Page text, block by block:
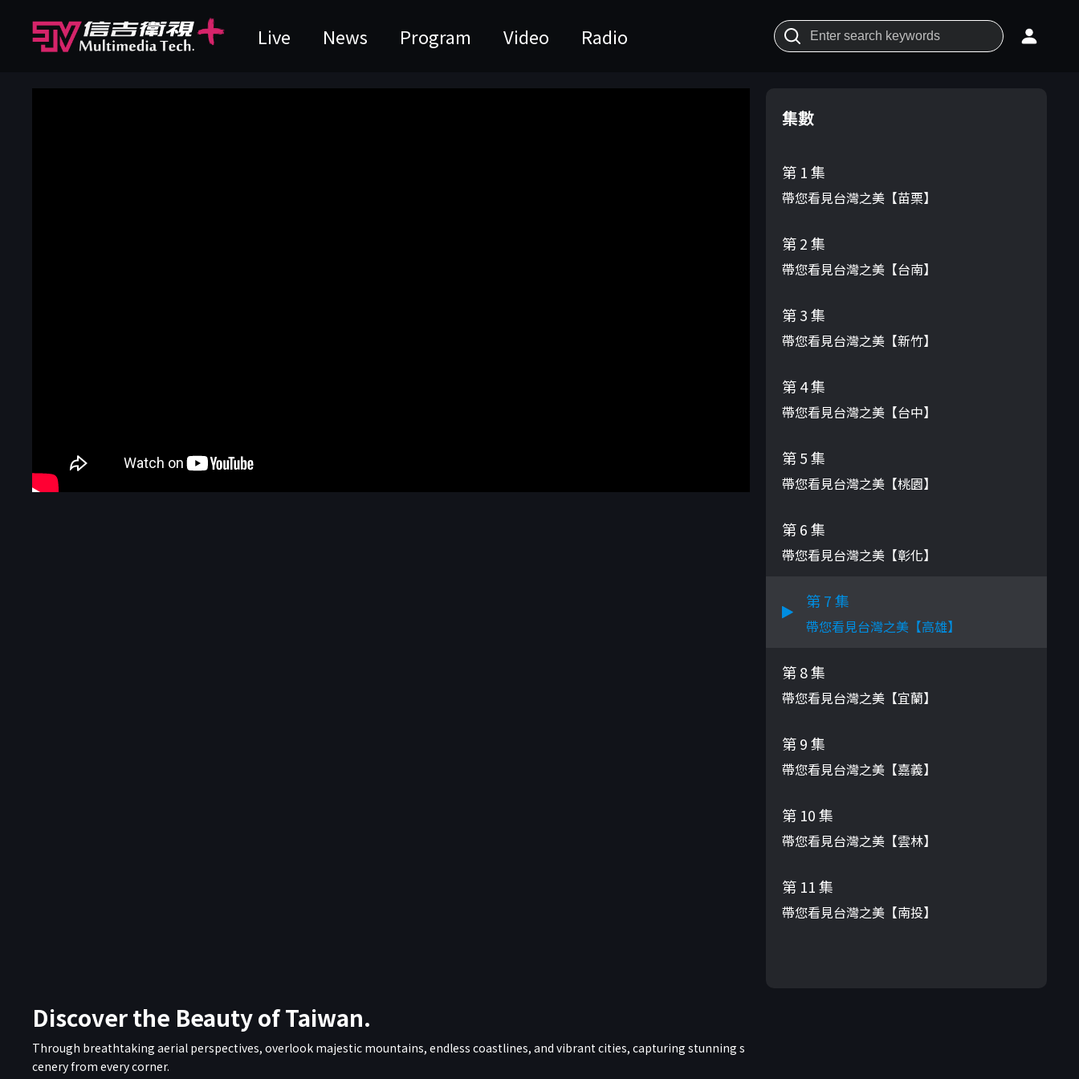
Live News Program Video Radio
集數
第 1 集
帶您看見台灣之美【苗栗】
第 2 集
帶您看見台灣之美【台南】
第 3 集
帶您看見台灣之美【新竹】
第 4 集
帶您看見台灣之美【台中】
第 5 集
帶您看見台灣之美【桃園】
第 6 集
帶您看見台灣之美【彰化】
第 7 集
帶您看見台灣之美【高雄】
第 8 集
帶您看見台灣之美【宜蘭】
第 9 集
帶您看見台灣之美【嘉義】
第 10 集
帶您看見台灣之美【雲林】
第 11 集
帶您看見台灣之美【南投】
Discover the Beauty of Taiwan.
Through breathtaking aerial perspectives, overlook majestic mountains, endless coastlines, and vibrant cities, capturing stunning s
cenery from every corner.